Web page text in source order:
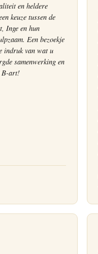
en heldere
keuze tussen de
Inge en hun
Een bezoekje
indruk van wat u
samenwerking en
B-art!